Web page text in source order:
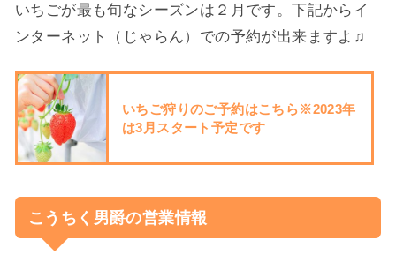
いちごが最も旬なシーズンは２月です。下記からイ
ンターネット（じゃらん）での予約が出来ますよ♫
いちご狩りのご予約はこちら※2023年
は3月スタート予定です
こうちく男爵の営業情報